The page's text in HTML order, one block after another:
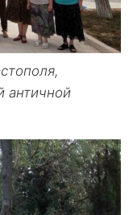
античной